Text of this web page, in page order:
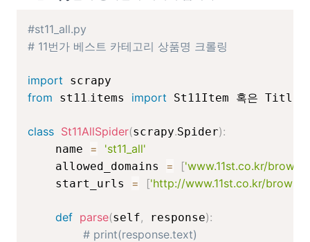
#st11_all.py
# 11번가 베스트 카테고리 상품명 크롤링
import
from st11.items import St11Item 혹은
class St11AllSpider(scrapy.Spider):
    name
= 'st11_all'
    allowed_domains
= ['www.11st.co.kr/
    start_urls
= ['http://www.11st.co.kr/
def parse(self, response):
# print(response.text)